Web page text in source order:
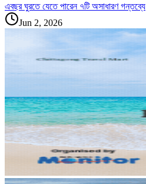
এবছর ঘুরতে যেতে পারেন ৭টি অসাধারণ গন্তব্যে
Jun 2, 2026